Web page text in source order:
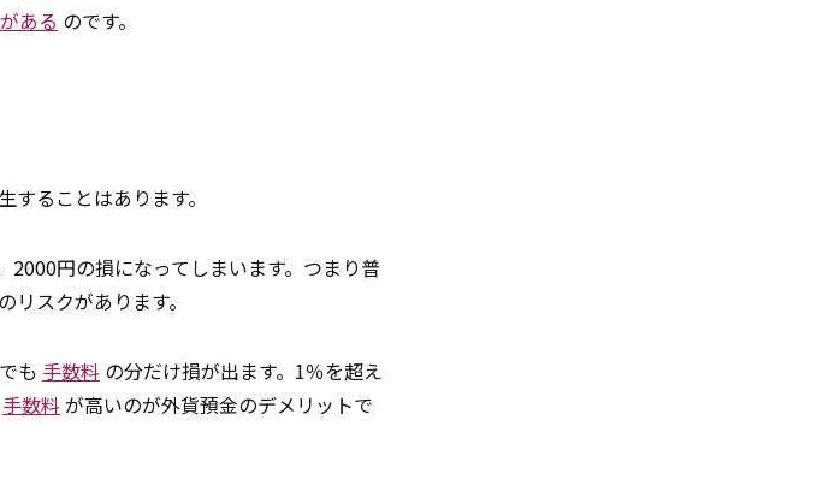
ある のです。
ることはあります。
円の損になってしまいます。つまり普
リスクがあります。
も 手数料 の分だけ損が出ます。1％を超え
手数料 が高いのが外貨預金のデメリットで